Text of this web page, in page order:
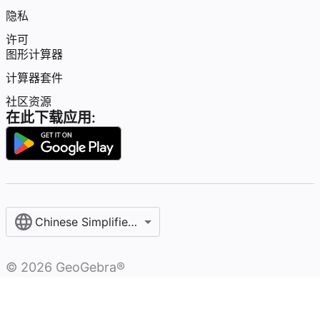
隐私
许可
图形计算器
计算器套件
社区资源
在此下载应用:
Chinese Simplified / 简体中文
© 2026 GeoGebra®